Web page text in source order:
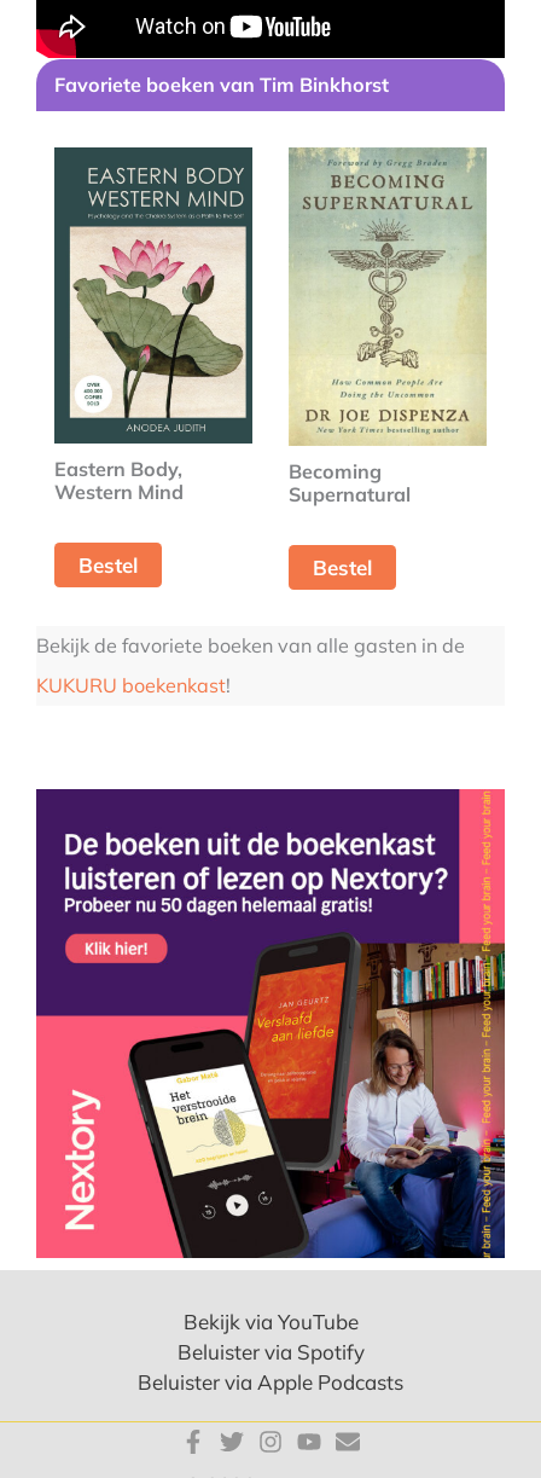
Favoriete boeken van Tim Binkhorst
Eastern Body,
Western Mind
Bestel
Becoming
Supernatural
Bestel
Bekijk de favoriete boeken van alle gasten in de
KUKURU boekenkast!
Bekijk via YouTube
Beluister via Spotify
Beluister via Apple Podcasts